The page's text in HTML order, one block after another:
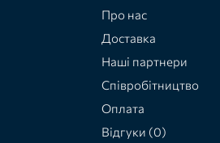
Про нас
Доставка
Наші партнери
Співробітництво
Оплата
Відгуки (0)